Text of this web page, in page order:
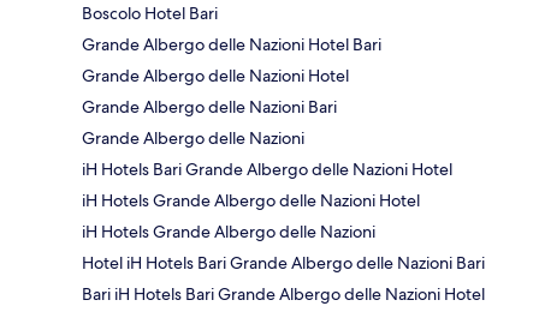
Boscolo Hotel Bari
Grande Albergo delle Nazioni Hotel Bari
Grande Albergo delle Nazioni Hotel
Grande Albergo delle Nazioni Bari
Grande Albergo delle Nazioni
iH Hotels Bari Grande Albergo delle Nazioni Hotel
iH Hotels Grande Albergo delle Nazioni Hotel
iH Hotels Grande Albergo delle Nazioni
Hotel iH Hotels Bari Grande Albergo delle Nazioni Bari
Bari iH Hotels Bari Grande Albergo delle Nazioni Hotel